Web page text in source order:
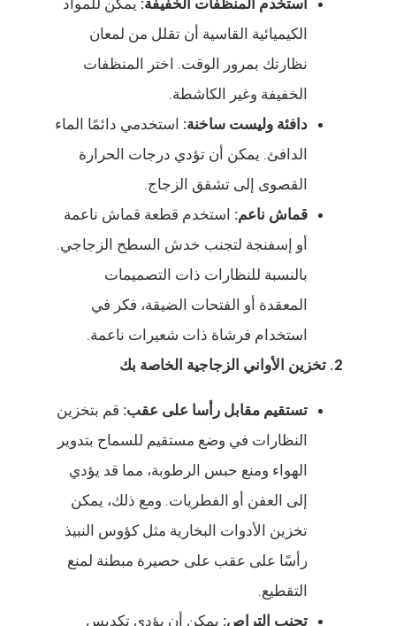
استخدم المنظفات الخفيفة: يمكن للمواد
الكيميائية القاسية أن تقلل من لمعان
نظارتك بمرور الوقت. اختر المنظفات
الخفيفة وغير الكاشطة.
دافئة وليست ساخنة: استخدمي دائمًا الماء
الدافئ. يمكن أن تؤدي درجات الحرارة
القصوى إلى تشقق الزجاج.
قماش ناعم: استخدم قطعة قماش ناعمة
أو إسفنجة لتجنب خدش السطح الزجاجي.
بالنسبة للنظارات ذات التصميمات
المعقدة أو الفتحات الضيقة، فكر في
استخدام فرشاة ذات شعيرات ناعمة.
2. تخزين الأواني الزجاجية الخاصة بك
تستقيم مقابل رأسا على عقب: قم بتخزين
النظارات في وضع مستقيم للسماح بتدوير
الهواء ومنع حبس الرطوبة، مما قد يؤدي
إلى العفن أو الفطريات. ومع ذلك، يمكن
تخزين الأدوات البخارية مثل كؤوس النبيذ
رأسًا على عقب على حصيرة مبطنة لمنع
التقطيع.
تجنب التراص: يمكن أن يؤدي تكديس